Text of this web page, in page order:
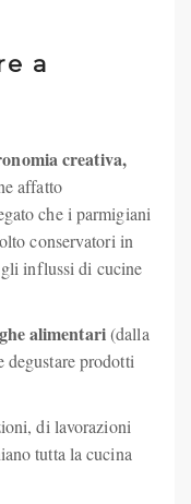
a
creativa,
affatto
che i parmigiani
conservatori in
influssi di cucine
alimentari(dalla
degustare prodotti
di lavorazioni
tutta la cucina